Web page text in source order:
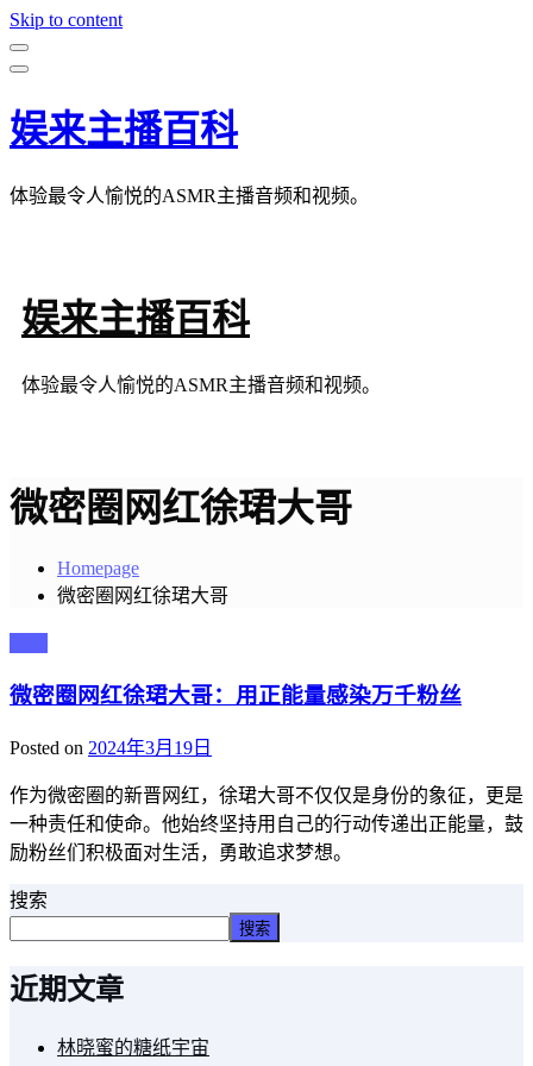
Skip to content
娱来主播百科
体验最令人愉悦的ASMR主播音频和视频。
娱来主播百科
体验最令人愉悦的ASMR主播音频和视频。
微密圈网红徐珺大哥
Homepage
微密圈网红徐珺大哥
微密圈网红徐珺大哥：用正能量感染万千粉丝
Posted on 2024年3月19日
作为微密圈的新晋网红，徐珺大哥不仅仅是身份的象征，更是
一种责任和使命。他始终坚持用自己的行动传递出正能量，鼓
励粉丝们积极面对生活，勇敢追求梦想。
搜索
搜索
近期文章
林晓蜜的糖纸宇宙